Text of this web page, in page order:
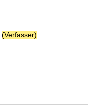
(Verfasser)